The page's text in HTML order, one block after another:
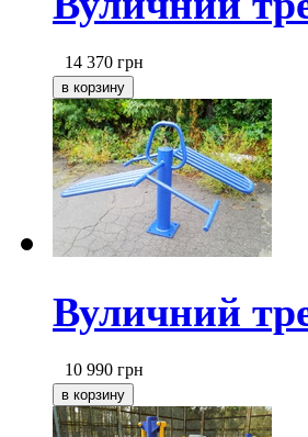
14 370 грн
Вуличний
10 990 грн